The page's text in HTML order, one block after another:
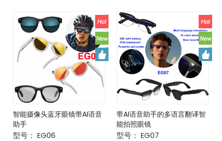
智能摄像头蓝牙眼镜带AI语音
助手
型号： EG06
带AI语音助手的多语言翻译智
能拍照眼镜
型号： EG07